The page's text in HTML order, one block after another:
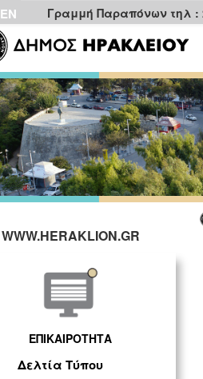
EN Γραμμή Παραπόνων τηλ :
WWW.HERAKLION.GR
ΕΠΙΚΑΙΡΟΤΗΤΑ
Δελτία Τύπου